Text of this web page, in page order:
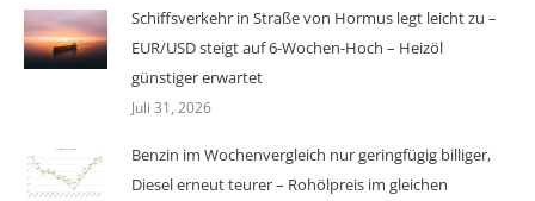
Schiffsverkehr in Straße von Hormus legt leicht zu –
EUR/USD steigt auf 6-Wochen-Hoch – Heizöl
günstiger erwartet
Juli 31, 2026
Benzin im Wochenvergleich nur geringfügig billiger,
Diesel erneut teurer – Rohölpreis im gleichen